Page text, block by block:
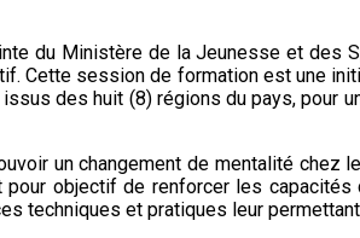
du Ministère de la Jeunesse et des
Cette session de formation est une
des huit (8) régions du pays, pour
un changement de mentalité
objectif de renforcer les capacités
techniques et pratiques leur